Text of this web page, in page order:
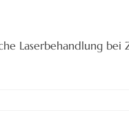
Laserbehandlung